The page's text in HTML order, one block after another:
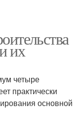
их
четыре
практически
основной